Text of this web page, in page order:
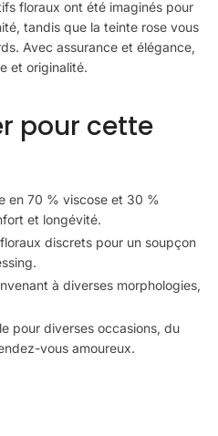
floraux ont été imaginés pour
tandis que la teinte rose vous
Avec assurance et élégance,
et originalité.
pour cette
en 70 % viscose et 30 %
et longévité.
discrets pour un soupçon
à diverses morphologies,
pour diverses occasions, du
vous amoureux.